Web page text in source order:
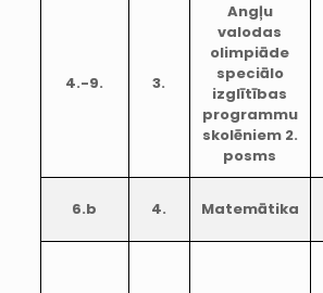
4.-9. 3.
Angļu
valodas
olimpiāde
speciālo
izglītības
programmu
skolēniem 2.
posms
6.b 4. Matemātika